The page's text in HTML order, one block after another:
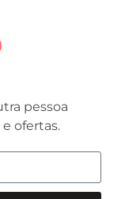
pessoa
ofertas.